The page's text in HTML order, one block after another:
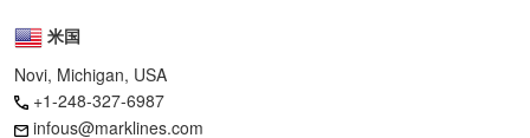
米国
Novi, Michigan, USA
+1-248-327-6987
infous@marklines.com